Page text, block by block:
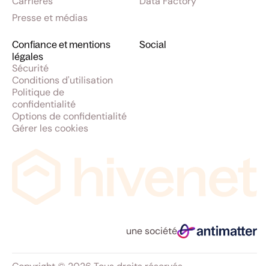
Presse et médias
Social
Confiance et mentions
légales
Sécurité
Conditions d'utilisation
Politique de
confidentialité
Options de confidentialité
Gérer les cookies
une société